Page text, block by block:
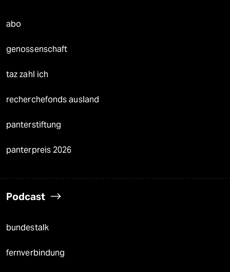
abo
genossenschaft
taz zahl ich
recherchefonds ausland
panterstiftung
panterpreis 2026
Podcast
bundestalk
fernverbindung